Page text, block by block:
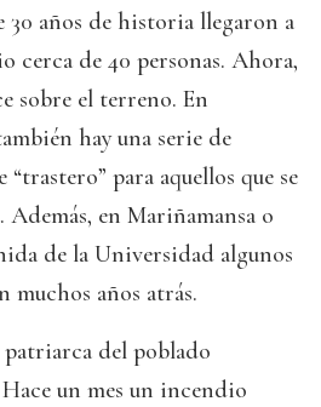
30 años de historia llegaron a
cerca de 40 personas. Ahora,
sobre el terreno. En
hay una serie de
para aquellos que se
en Mariñamansa o
de la Universidad algunos
muchos años atrás.
patriarca del poblado
un mes un incendio